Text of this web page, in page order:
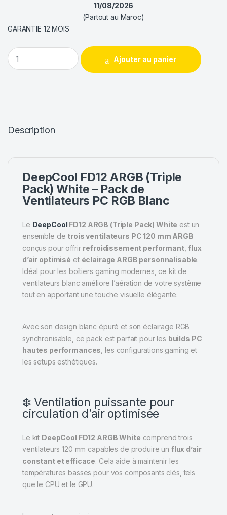
11/08/2026
(Partout au Maroc)
GARANTIE 12 MOIS
DeepCool FD12 ARGB (Triple Pack) White quantity
Ajouter au panier
Description
DeepCool FD12 ARGB (Triple
Pack) White – Pack de
Ventilateurs PC RGB Blanc
Le DeepCool FD12 ARGB (Triple Pack) White est un
ensemble de trois ventilateurs PC 120 mm ARGB
conçus pour offrir refroidissement performant,flux
d’air optimisé et éclairage ARGB personnalisable.
Idéal pour les boîtiers gaming modernes, ce kit de
ventilateurs blanc améliore l’aération de votre système
tout en apportant une touche visuelle élégante.
Avec son design blanc épuré et son éclairage RGB
synchronisable, ce pack est parfait pour les builds PC
hautes performances , les configurations gaming et
les setups esthétiques.
❄️ Ventilation puissante pour
circulation d’air optimisée
Le kit DeepCool FD12 ARGB White comprend trois
ventilateurs 120 mm capables de produire un flux d’air
constant et efficace. Cela aide à maintenir les
températures basses pour vos composants clés, tels
que le CPU et le GPU.